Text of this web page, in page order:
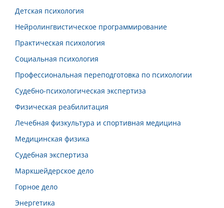
Детская психология
Нейролингвистическое программирование
Практическая психология
Социальная психология
Профессиональная переподготовка по психологии
Судебно-психологическая экспертиза
Физическая реабилитация
Лечебная физкультура и спортивная медицина
Медицинская физика
Судебная экспертиза
Маркшейдерское дело
Горное дело
Энергетика